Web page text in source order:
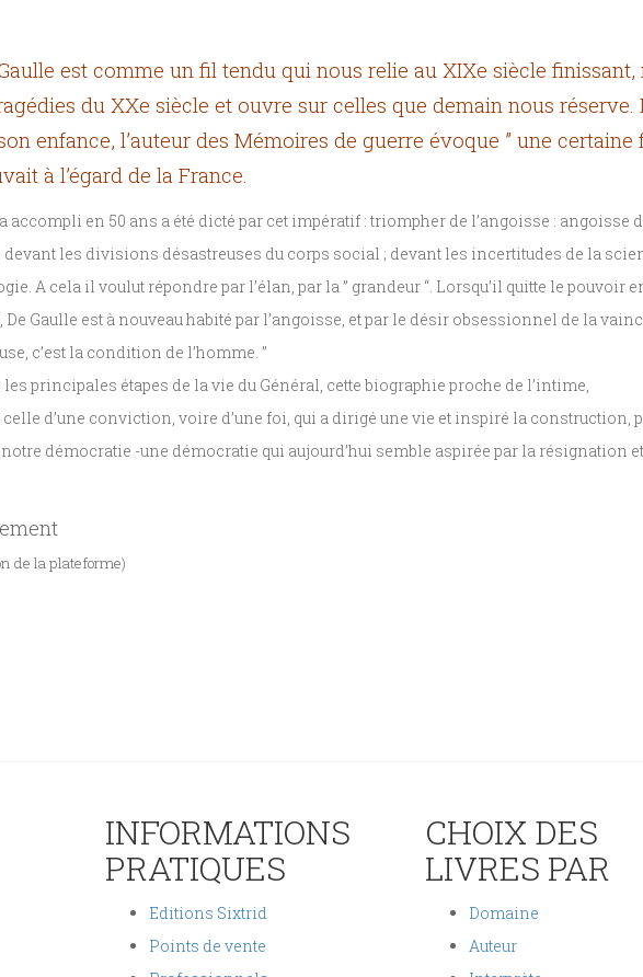
est comme un fil tendu qui nous relie au XIXe siècle finissant,
du XXe siècle et ouvre sur celles que demain nous réserve.
enfance, l’auteur des Mémoires de guerre évoque ” une certaine
à l’égard de la France.
accompli en 50 ans a été dicté par cet impératif : triompher de l’angoisse : angoisse
devant les divisions désastreuses du corps social ; devant les incertitudes de la
A cela il voulut répondre par l’élan, par la ” grandeur “. Lorsqu’il quitte le pouvoir
Gaulle est à nouveau habité par l’angoisse, et par le désir obsessionnel de la
c’est la condition de l’homme. ”
principales étapes de la vie du Général, cette biographie proche de l’intime,
d’une conviction, voire d’une foi, qui a dirigé une vie et inspiré la construction,
démocratie -une démocratie qui aujourd’hui semble aspirée par la résignation
de la plateforme)
INFORMATIONS
PRATIQUES
Editions Sixtrid
Points de vente
CHOIX DES
LIVRES PAR
Domaine
Auteur